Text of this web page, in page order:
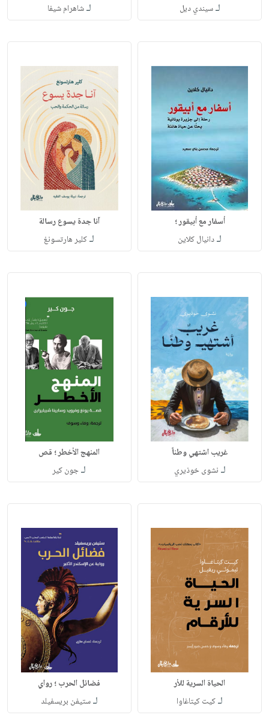
لـسيندي ديل لـشاهرام شيفا
أسفار مع أبيقور ؛
لـدانيال كلاين
آنا جدة يسوع رسالة
لـكلير هارتسونغ
غريب اشتهي وطناً
لـ نشوى خوذيري
المنهج الأخطر ؛ قص
لـجون كير
الحياة السرية للأر
لـكيت كيتاغاوا
فضائل الحرب ؛ رواي
لـستيفن بريسفيلد